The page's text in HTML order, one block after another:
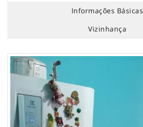
Informações Básicas
Vizinhança